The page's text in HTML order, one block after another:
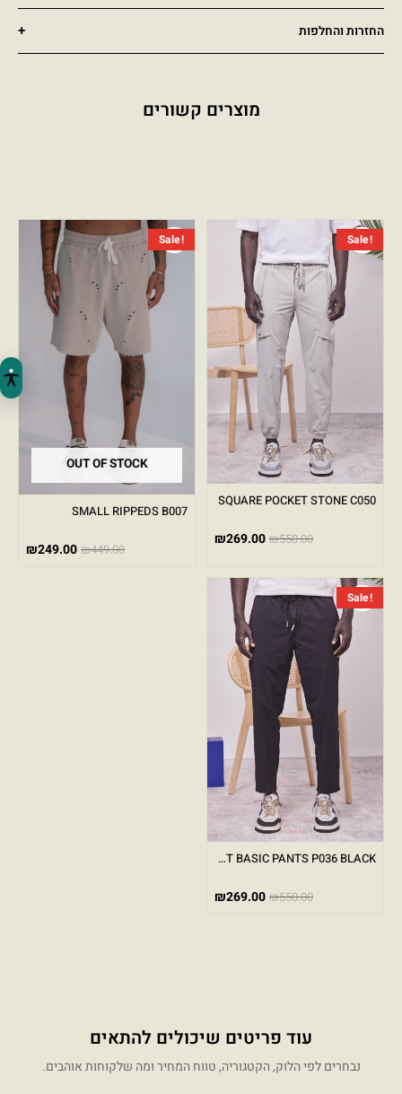
החזרות והחלפות
מוצרים קשורים
Sale!
SQUARE POCKET STONE C050
₪550.00
המחיר המקורי היה: ₪550.00.
₪269.00
המחיר הנוכחי הוא: ₪269.00.
Sale!
OUT OF STOCK
SMALL RIPPEDS B007
₪449.00
₪249.00
Sale!
ELEGANT BASIC PANTS P036 BLACK
₪550.00
₪269.00
עוד פריטים שיכולים להתאים
נבחרים לפי הלוק, הקטגוריה, טווח המחיר ומה שלקוחות אוהבים.